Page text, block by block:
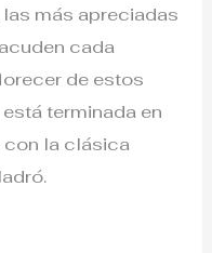
más apreciadas
cada
de estos
terminada en
con la clásica